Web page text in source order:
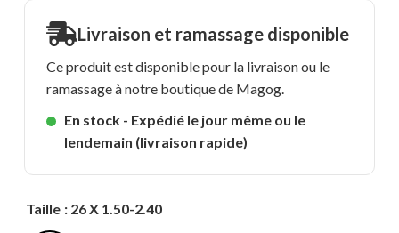
Livraison et ramassage disponible
Ce produit est disponible pour la livraison ou le
ramassage à notre boutique de Magog.
En stock - Expédié le jour même ou le
lendemain (livraison rapide)
Taille : 26 X 1.50-2.40